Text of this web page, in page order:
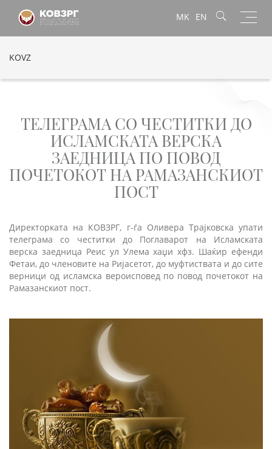
MK EN
KOVZ
ТЕЛЕГРАМА СО ЧЕСТИТКИ ДО
ИСЛАМСКАТА ВЕРСКА
ЗАЕДНИЦА ПО ПОВОД
ПОЧЕТОКОТ НА РАМАЗАНСКИОТ
ПОСТ
Директорката на КОВЗРГ, г-ѓа Оливера Трајковска упати
телеграма со честитки до Поглаварот на Исламската
верска заедница Реис ул Улема хаџи хфз. Шаќир ефенди
Фетаи, до членовите на Ријасетот, до муфтиствата и до сите
верници од исламска вероисповед по повод почетокот на
Рамазанскиот пост.